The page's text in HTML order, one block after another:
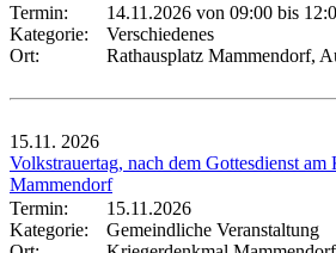
Termin:
14.11.2026 von 09:00 bis
Kategorie:
Verschiedenes
Ort:
Rathausplatz Mammendorf,
15.11. 2026
Volkstrauertag, nach dem Gottesdienst am
Mammendorf
Termin:
15.11.2026
Kategorie:
Gemeindliche Veranstaltung